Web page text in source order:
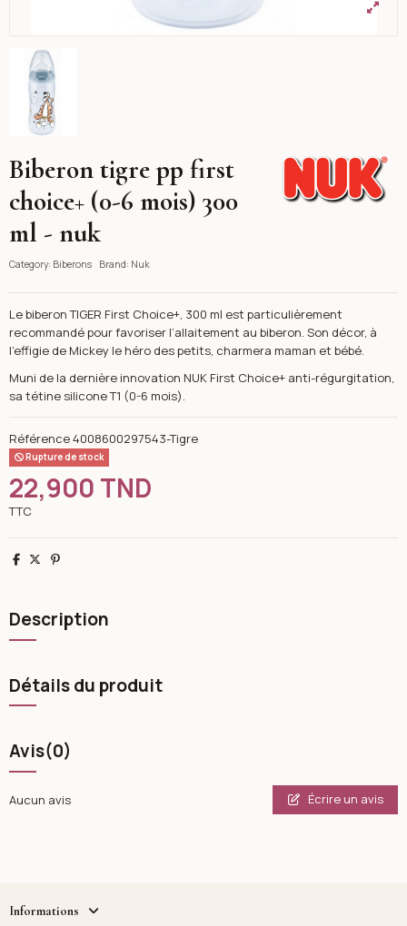
Nuk
Biberon tigre pp first
choice+ (0-6 mois) 300
ml - nuk
Category: Biberons Brand: Nuk
Le biberon TIGER First Choice+, 300 ml est particulièrement
recommandé pour favoriser l’allaitement au biberon. Son décor, à
l’effigie de Mickey le héro des petits, charmera maman et bébé.
Muni de la dernière innovation NUK First Choice+ anti-régurgitation,
sa tétine silicone T1 (0-6 mois).
Référence4008600297543-Tigre
Rupture de stock
22,900 TND
TTC
Partager
TweetPinterest
Description
Détails du produit
Avis(0)
Aucun avis Écrire un avis
Informations